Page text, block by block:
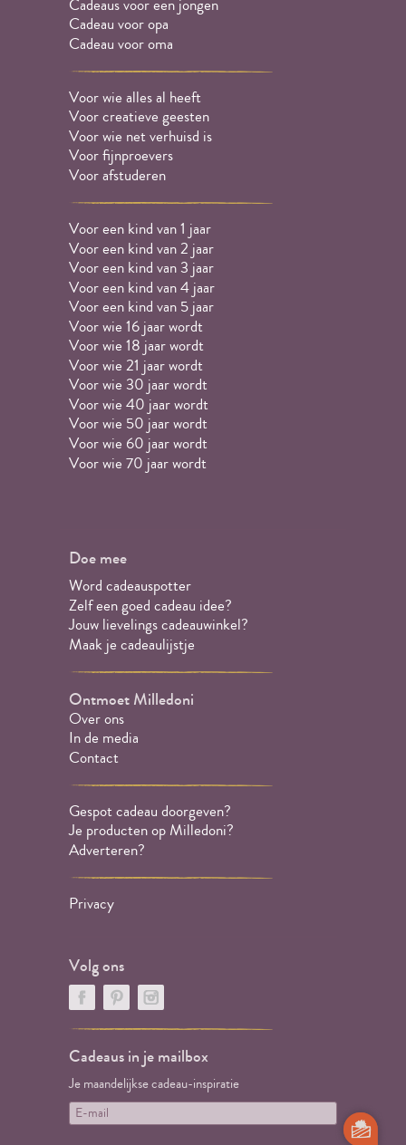
Cadeaus voor een jongen
Cadeau voor opa
Cadeau voor oma
Voor wie alles al heeft
Voor creatieve geesten
Voor wie net verhuisd is
Voor fijnproevers
Voor afstuderen
Voor een kind van 1 jaar
Voor een kind van 2 jaar
Voor een kind van 3 jaar
Voor een kind van 4 jaar
Voor een kind van 5 jaar
Voor wie 16 jaar wordt
Voor wie 18 jaar wordt
Voor wie 21 jaar wordt
Voor wie 30 jaar wordt
Voor wie 40 jaar wordt
Voor wie 50 jaar wordt
Voor wie 60 jaar wordt
Voor wie 70 jaar wordt
Doe mee
Word cadeauspotter
Zelf een goed cadeau idee?
Jouw lievelings cadeauwinkel?
Maak je cadeaulijstje
Ontmoet Milledoni
Over ons
In de media
Contact
Gespot cadeau doorgeven?
Je producten op Milledoni?
Adverteren?
Privacy
Volg ons
Cadeaus in je mailbox
Je maandelijkse cadeau-inspiratie